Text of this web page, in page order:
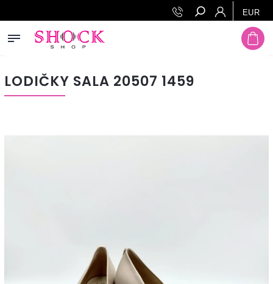
EUR
Hľadať
LODIČKY SALA 20507 1459